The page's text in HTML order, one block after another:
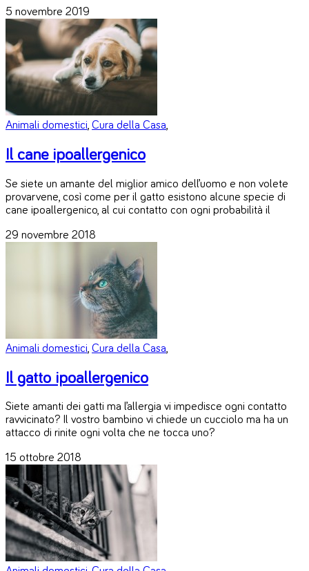
5 novembre 2019
Animali domestici, Cura della Casa,
Il cane ipoallergenico
Se siete un amante del miglior amico dell’uomo e non volete
provarvene, così come per il gatto esistono alcune specie di
cane ipoallergenico, al cui contatto con ogni probabilità il
29 novembre 2018
Animali domestici, Cura della Casa,
Il gatto ipoallergenico
Siete amanti dei gatti ma l’allergia vi impedisce ogni contatto
ravvicinato? Il vostro bambino vi chiede un cucciolo ma ha un
attacco di rinite ogni volta che ne tocca uno?
15 ottobre 2018